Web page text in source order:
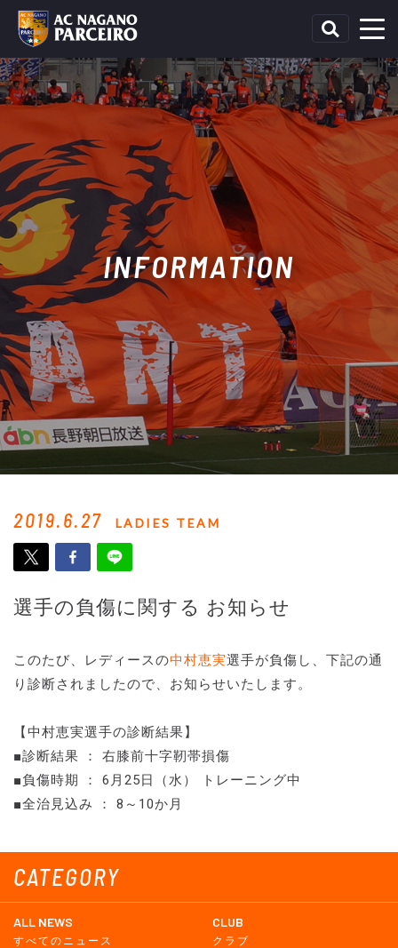
INFORMATION
CATEGORY
ALL NEWS
すべてのニュース
CLUB
クラブ
2019.6.27 LADIES TEAM
選手の負傷に関する お知らせ
このたび、レディースの中村恵実選手が負傷し、下記の通
り診断されましたので、お知らせいたします。
【中村恵実選手の診断結果】
■診断結果 ： 右膝前十字靭帯損傷
■負傷時期 ： 6月25日（水） トレーニング中
■全治見込み ： 8～10か月